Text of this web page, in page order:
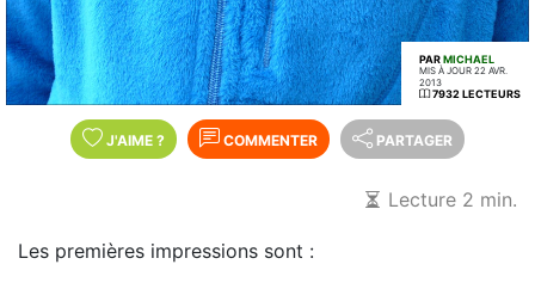
PARMICHAEL
MIS À JOUR 22 AVR.
2013
7932 LECTEURS
J'AIME ? COMMENTER PARTAGER
Lecture 2 min.
Les premières impressions sont :